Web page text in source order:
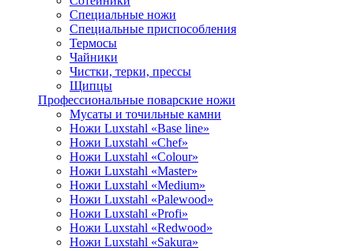
Специальные ножи
Специальные приспособления
Термосы
Чайники
Чистки, терки, прессы
Щипцы
Профессиональные поварские ножи
Мусаты и точильные камни
Ножи Luxstahl «Base line»
Ножи Luxstahl «Chef»
Ножи Luxstahl «Colour»
Ножи Luxstahl «Master»
Ножи Luxstahl «Medium»
Ножи Luxstahl «Palewood»
Ножи Luxstahl «Profi»
Ножи Luxstahl «Redwood»
Ножи Luxstahl «Sakura»